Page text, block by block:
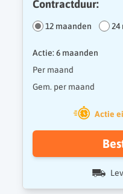
Contractduur:
12 maanden 24
Actie: 6 maanden
Per maand
Gem. per maand
Actie